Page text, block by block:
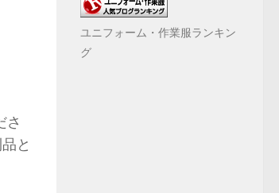
さ
と
ユニフォーム・作業服ランキン
グ